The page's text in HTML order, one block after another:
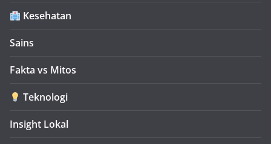
Kesehatan
Sains
Fakta vs Mitos
Teknologi
Insight Lokal